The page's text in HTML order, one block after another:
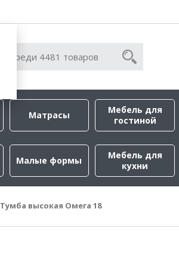
Матрасы
Мебель для
гостиной
Малые формы
Мебель для
кухни
Тумба высокая Омега 18